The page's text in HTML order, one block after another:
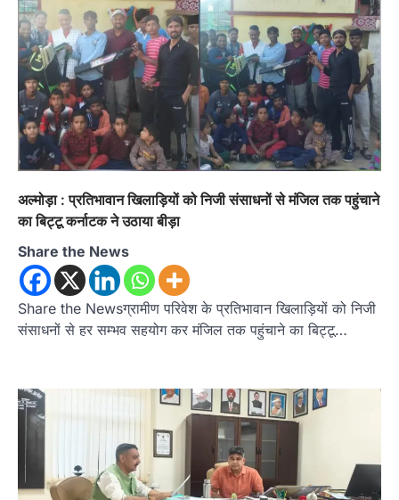
अल्मोड़ा : प्रतिभावान खिलाड़ियों को निजी संसाधनों से मंजिल तक पहुंचाने
का बिट्टू कर्नाटक ने उठाया बीड़ा
Share the News
Share the Newsग्रामीण परिवेश के प्रतिभावान खिलाड़ियों को निजी
संसाधनों से हर सम्भव सहयोग कर मंजिल तक पहुंचाने का बिट्टू…
हल्द्वानी में खड़गे का हुंकार, नौकरियों से लेकर
संविधान और भ्रष्टाचार तक भाजपा को घेरा
Admin August 8, 2026
हल्द्वानी में आयोजित विजय शंखनाद रैली को संबोधित करते
हुए कांग्रेस के राष्ट्रीय अध्यक्ष मल्लिकार्जुन…